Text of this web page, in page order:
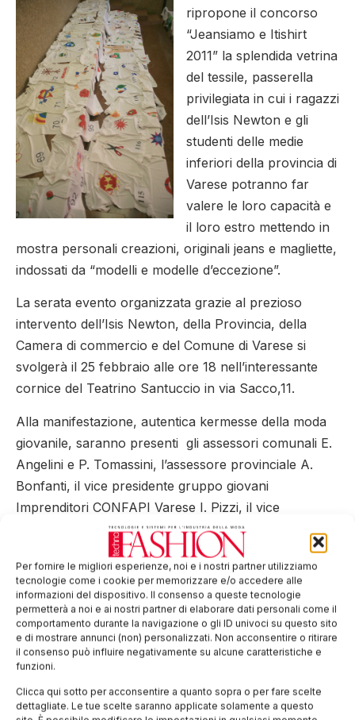
Per fornire le migliori esperienze, noi e i nostri partner utilizziamo
tecnologie come i cookie per memorizzare e/o accedere alle
informazioni del dispositivo. Il consenso a queste tecnologie
permetterà a noi e ai nostri partner di elaborare dati personali come il
comportamento durante la navigazione o gli ID univoci su questo sito
e di mostrare annunci (non) personalizzati. Non acconsentire o ritirare
il consenso può influire negativamente su alcune caratteristiche e
funzioni.
Clicca qui sotto per acconsentire a quanto sopra o per fare scelte
dettagliate. Le tue scelte saranno applicate solamente a questo
ripropone il concorso
“Jeansiamo e Itishirt
2011” la splendida vetrina
del tessile, passerella
privilegiata in cui i ragazzi
dell’Isis Newton e gli
studenti delle medie
inferiori della provincia di
Varese potranno far
valere le loro capacità e
il loro estro mettendo in
mostra personali creazioni, originali jeans e magliette,
indossati da “modelli e modelle d’eccezione”.
La serata evento organizzata grazie al prezioso
intervento dell’Isis Newton, della Provincia, della
Camera di commercio e del Comune di Varese si
svolgerà il 25 febbraio alle ore 18 nell’interessante
cornice del Teatrino Santuccio in via Sacco,11.
Alla manifestazione, autentica kermesse della moda
giovanile, saranno presenti gli assessori comunali E.
Angelini e P. Tomassini, l’assessore provinciale A.
Bonfanti, il vice presidente gruppo giovani
Imprenditori CONFAPI Varese I. Pizzi, il vice
presidente della CCIAA M. Montonati, solo per citare
alcuni nomi del settore pubblico nonché diverse
professionalità del privato nel campo della moda e
abbigliamento. La sfilata sarà seguita dalla cerimonia
di premiazione. (per ulteriori informazioni è possibile
contattare l’Isis Newton Varese tel. + 39 0332 311596,
prof. Castelli).
Tag: Itishirt jeans Santuccio Varese